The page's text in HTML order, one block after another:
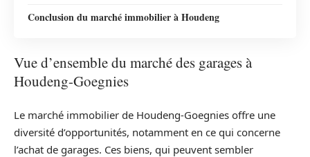
Conclusion du marché immobilier à Houdeng
Vue d’ensemble du marché des garages à
Houdeng-Goegnies
Le marché immobilier de Houdeng-Goegnies offre une
diversité d’opportunités, notamment en ce qui concerne
l’achat de garages. Ces biens, qui peuvent sembler